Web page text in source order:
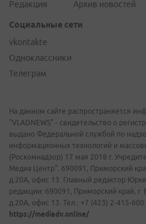
Редакция
Архив новостей
Социальные сети
vkontakte
Одноклассники
Телеграм
На данном сайте распространяется
"VLADNEWS" - свидетельство о
выдано Федеральной службой по
информационных технологий и
(Роскомнадзор) 17 мая 2018 г.
Медиа Центр". 690091, Приморский
д.20А, офис 13. Главный редактор
редакции: 690091, Приморский край, г.
д.20А, офис 13. Тел.: +7 (423) 2-415-600.
https://mediadv.online/